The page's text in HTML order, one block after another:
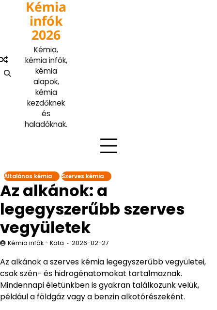
Kémia
infók
2026
Kémia,
kémia infók,
kémia
alapok,
kémia
kezdőknek
és
haladóknak.
Általános kémia Szerves kémia
Az alkánok: a
legegyszerűbb szerves
vegyületek
Kémia infók - Kata 2026-02-27
Az alkánok a szerves kémia legegyszerűbb vegyületei,
csak szén- és hidrogénatomokat tartalmaznak.
Mindennapi életünkben is gyakran találkozunk velük,
például a földgáz vagy a benzin alkotórészeként.